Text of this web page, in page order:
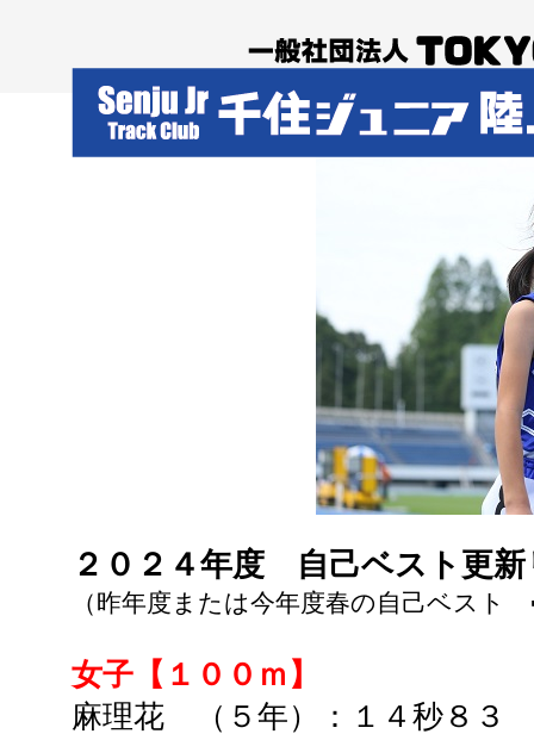
２０２４年度 自己ベスト更
（昨年度または今年度春の自己ベス
女子【１００ｍ】
麻理花 （５年）：１４秒８